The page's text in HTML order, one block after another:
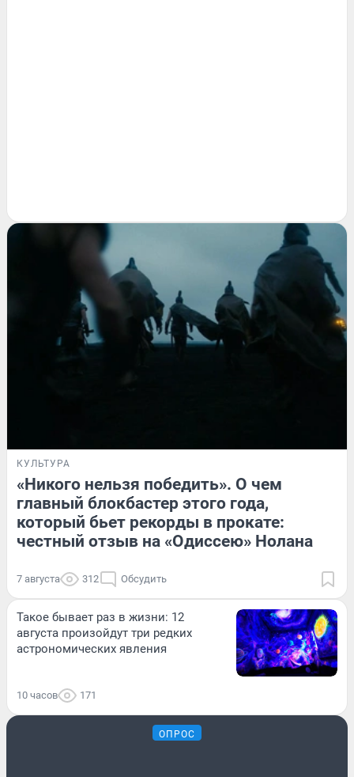
КУЛЬТУРА
«Никого нельзя победить». О чем
главный блокбастер этого года,
который бьет рекорды в прокате:
честный отзыв на «Одиссею» Нолана
7 августа 312 Обсудить
Такое бывает раз в жизни: 12
августа произойдут три редких
астрономических явления
10 часов 171
ОПРОС